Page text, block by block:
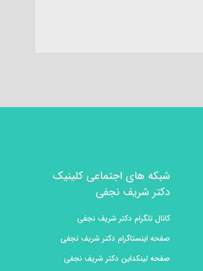
شبکه های اجتماعی کلینیک
دکتر شریف نجفی
کانال تلگرام دکتر شریف نجفی
صفحه اینستاگرام دکتر شریف نجفی
صفحه لینکداین دکتر شریف نجفی